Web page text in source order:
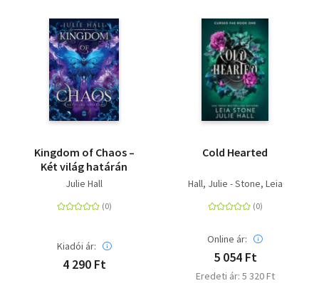
Kingdom of Chaos –
Két világ határán
Julie Hall
Kiadói ár:
4 290 Ft
Cold Hearted
Hall, Julie - Stone, Leia
Online ár:
5 054 Ft
Eredeti ár: 5 320 Ft